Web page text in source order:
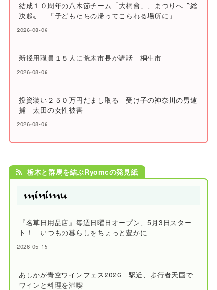
結成１０周年の八木節チーム「大桐會」、まつりへ〝総
決起〟 「子どもたちの帰ってこられる場所に」
2026-08-06
新採用職員１５人に荒木市長が講話 桐生市
2026-08-06
投資装い２５０万円だまし取る 受け子の神奈川の男逮
捕 太田の女性被害
2026-08-06
栃木と群馬を結ぶRyomoの発見紙
『名草日用品店』毎週日曜日オープン、5月3日スター
ト！ いつもの暮らしをちょっと豊かに
2026-05-15
あしかが青空ワインフェス2026 駅近、歩行者天国で
ワインと料理を満喫